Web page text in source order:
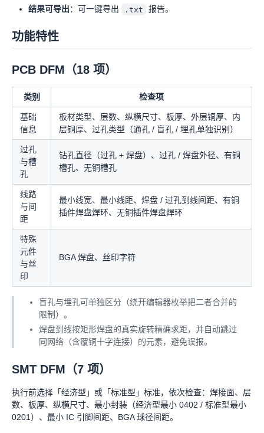
结果可导出：可一键导出 .txt 报告。
功能特性
PCB DFM（18 项）
类别 检查项
基础
信息
板材类型、层数、纵横尺寸、板厚、外层铜厚、内
层铜厚、过孔类型（通孔 / 盲孔 / 埋孔单独识别）
过孔
与槽
孔
钻孔直径（过孔 + 焊盘）、过孔 / 焊盘外径、有铜
槽孔、无铜槽孔
线路
与间
距
最小线宽、最小线距、焊盘 / 过孔到线间距、有铜
插件焊盘焊环、无铜插件焊盘焊环
特殊
元件
与丝
印
BGA 焊盘、丝印字符
盲孔与埋孔可单独区分（绕开编辑器枚举把二者合并的
限制）。
焊盘到线按矩形焊盘的真实旋转精确求距，并自动跳过
同网络（含覆铜十字连接）的元素，避免误报。
SMT DFM（7 项）
执行前选择「经济型」或「标准型」标准，依次检查：焊接面、层
数、板厚、纵横尺寸、最小封装（经济型最小 0402 / 标准型最小
0201）、最小 IC 引脚间距、BGA 球径间距。